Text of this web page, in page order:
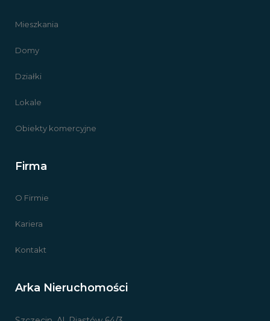
Mieszkania
Domy
Działki
Lokale
Obiekty komercyjne
Firma
O Firmie
Kariera
Kontakt
Arka Nieruchomości